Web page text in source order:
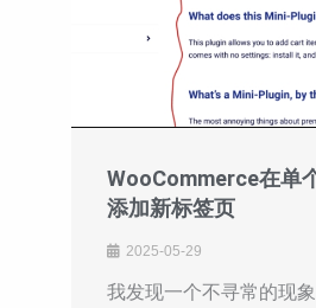
WooCommerce在单
添加新标签页
2025-05-29
我发现一个不寻常的现